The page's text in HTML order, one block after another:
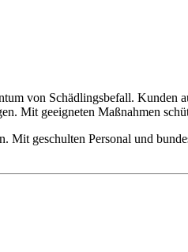
von Schädlingsbefall. Kunden
Mit geeigneten Maßnahmen
geschulten Personal und